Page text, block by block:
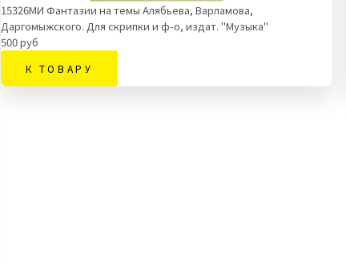
15326МИ Фантазии на темы Алябьева, Варламова,
Даргомыжского. Для скрипки и ф-о, издат. "Музыка"
500 руб
К ТОВАРУ